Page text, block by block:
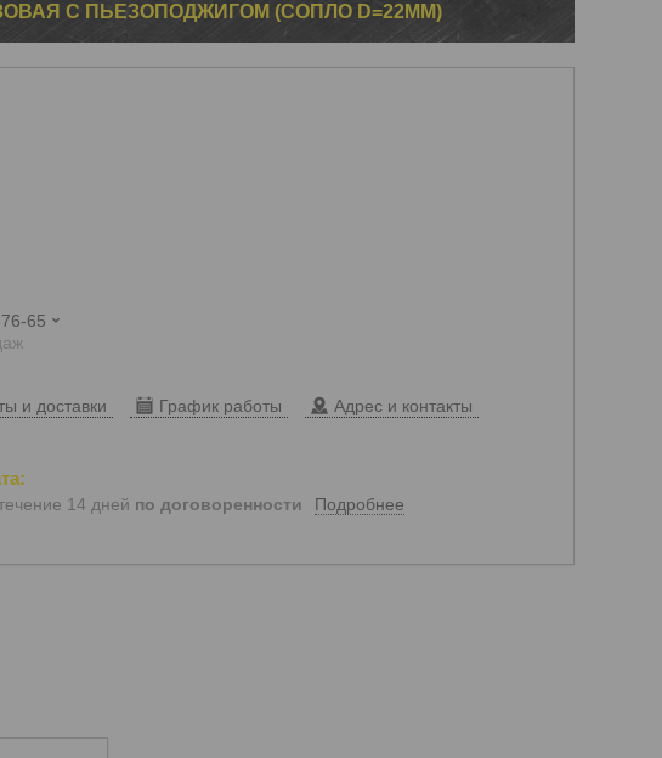
С ПЬЕЗОПОДЖИГОМ (СОПЛО D=22ММ)
65
и доставки График работы Адрес и контакты
14 дней по договоренности Подробнее